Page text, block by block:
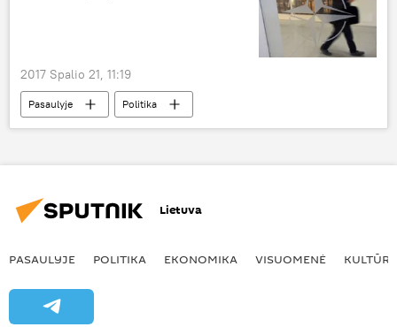
2017 Spalio 21, 11:19
Pasaulyje
Politika
Lietuva — NATO dalis
Vokietija
NATO
Lietuva
PASAULYJE POLITIKA EKONOMIKA VISUOMENĖ KULTŪRA